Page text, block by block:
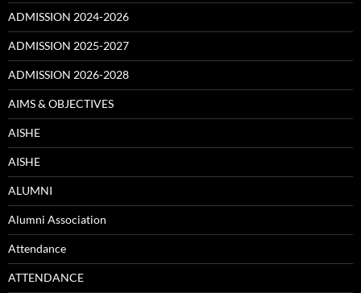
ADMISSION 2024-2026
ADMISSION 2025-2027
ADMISSION 2026-2028
AIMS & OBJECTIVES
AISHE
AISHE
ALUMNI
Alumni Association
Attendance
ATTENDANCE